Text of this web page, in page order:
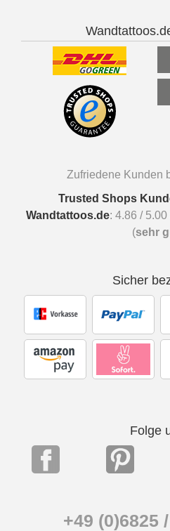
Zufriedene Kunden
Trusted Shops
Wandtattoos.de: 4.86 / 5.00
(sehr
Sicher
Folge
+49 (0)6825